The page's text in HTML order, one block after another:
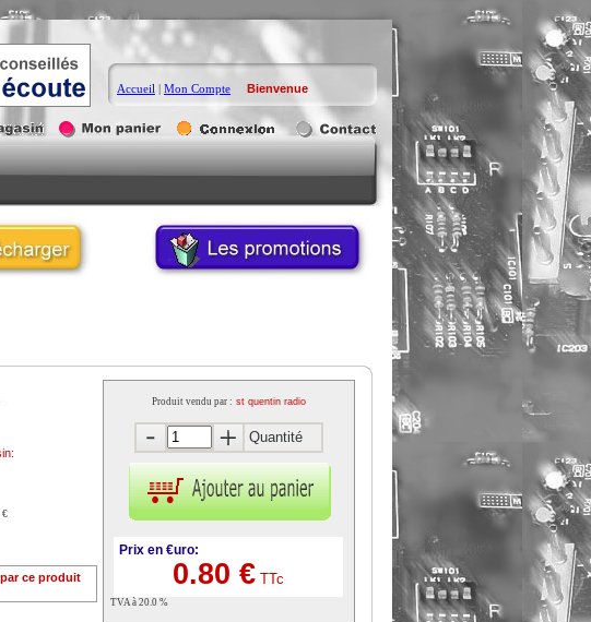
Accueil | Mon Compte Bienvenue
€
ce produit
Produit vendu par : st quentin radio
Quantité
Prix en €uro:
0.80 € TTc
TVA à 20.0 %